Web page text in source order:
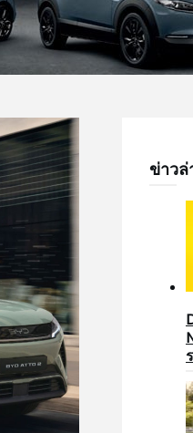
ข่าวล่